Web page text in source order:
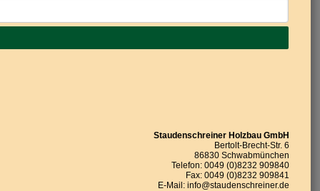
Staudenschreiner Holzbau GmbH
Bertolt-Brecht-Str. 6
86830 Schwabmünchen
Telefon: 0049 (0)8232 909840
Fax: 0049 (0)8232 909841
E-Mail: info@staudenschreiner.de